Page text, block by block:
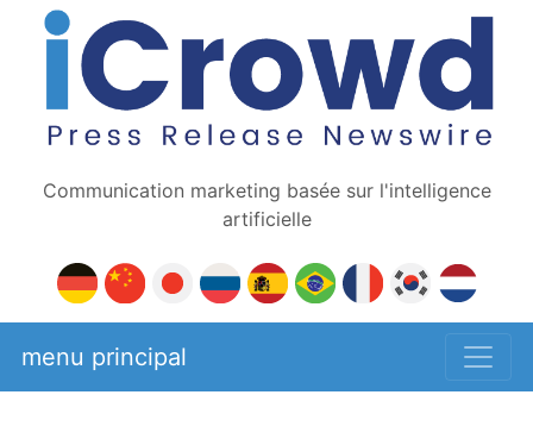
Communication marketing basée sur l'intelligence
artificielle
menu principal